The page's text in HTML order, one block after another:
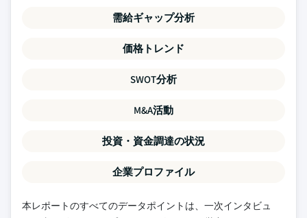
需給ギャップ分析
価格トレンド
SWOT分析
M&A活動
投資・資金調達の状況
企業プロファイル
本レポートのすべてのデータポイントは、一次インタビュ